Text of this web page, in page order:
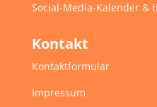
Social-Media-Kalender &
Kontakt
Kontaktformular
Impressum